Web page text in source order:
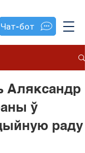
Чат-бот
Аляксандр
ў
раду